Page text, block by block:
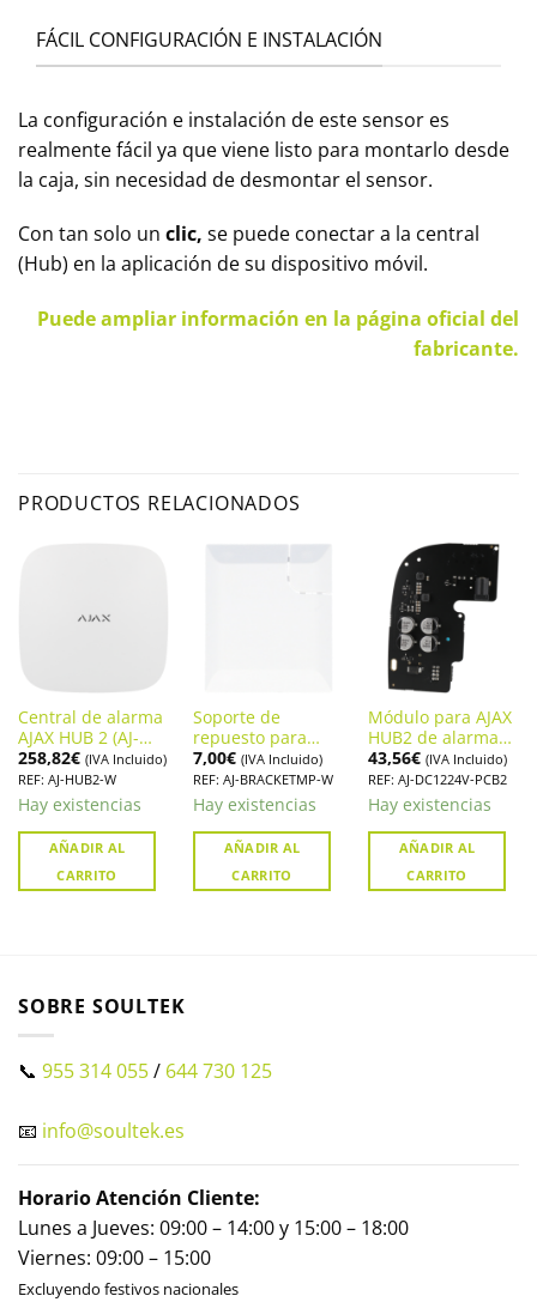
FÁCIL CONFIGURACIÓN E INSTALACIÓN
La configuración e instalación de este sensor es
realmente fácil ya que viene listo para montarlo desde
la caja, sin necesidad de desmontar el sensor.
Con tan solo un clic, se puede conectar a la central
(Hub) en la aplicación de su dispositivo móvil.
Puede ampliar información en la página oficial del
fabricante.
PRODUCTOS RELACIONADOS
Central de alarma
AJAX HUB 2 (AJ-
HUB2-W)
258,82€ (IVA Incluido)
REF: AJ-HUB2-W
Hay existencias
AÑADIR AL
CARRITO
Soporte de
repuesto para
sensores de
movimiento
interior de Alarma
Ajax AJ-
BRACKETMP-W
7,00€ (IVA Incluido)
REF: AJ-BRACKETMP-W
Hay existencias
AÑADIR AL
CARRITO
Módulo para AJAX
HUB2 de alarma
sin electricidad
(AJ-DC1224V-PCB2)
43,56€ (IVA Incluido)
REF: AJ-DC1224V-PCB2
Hay existencias
AÑADIR AL
CARRITO
SOBRE SOULTEK
📞 955 314 055/ 644 730 125
📧 info@soultek.es
Horario Atención Cliente:
Lunes a Jueves: 09:00 – 14:00 y 15:00 – 18:00
Viernes: 09:00 – 15:00
Excluyendo festivos nacionales